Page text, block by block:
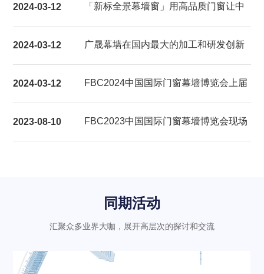
2024-03-12
「新标全景幕墙窗」用高品质门窗让中
验
2024-03-12 广晟幕墙在国内最大的加工和研发创新
2024-03-12
FBC2024中国国际门窗幕墙博览会上届
2023-08-10
FBC2023中国国际门窗幕墙博览会现场
同期活动
汇聚众多业界大咖，展开高层次的探讨和交流